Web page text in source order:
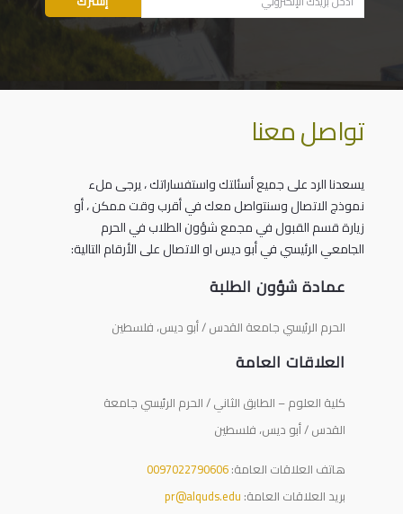
تواصل معنا
يسعدنا الرد على جميع أسئلتك واستفساراتك ، يرجى ملء
نموذج الاتصال وسنتواصل معك في أقرب وقت ممكن ، أو
زيارة قسم القبول في مجمع شؤون الطلاب في الحرم
الجامعي الرئيسي في أبو ديس او الاتصال على الأرقام التالية:
عمادة شؤون الطلبة
الحرم الرئيسي جامعة القدس / أبو ديس، فلسطين
العلاقات العامة
كلية العلوم – الطابق الثاني / الحرم الرئيسي جامعة
القدس / أبو ديس، فلسطين
هاتف العلاقات العامة:0097022790606
بريد العلاقات العامة: pr@alquds.edu